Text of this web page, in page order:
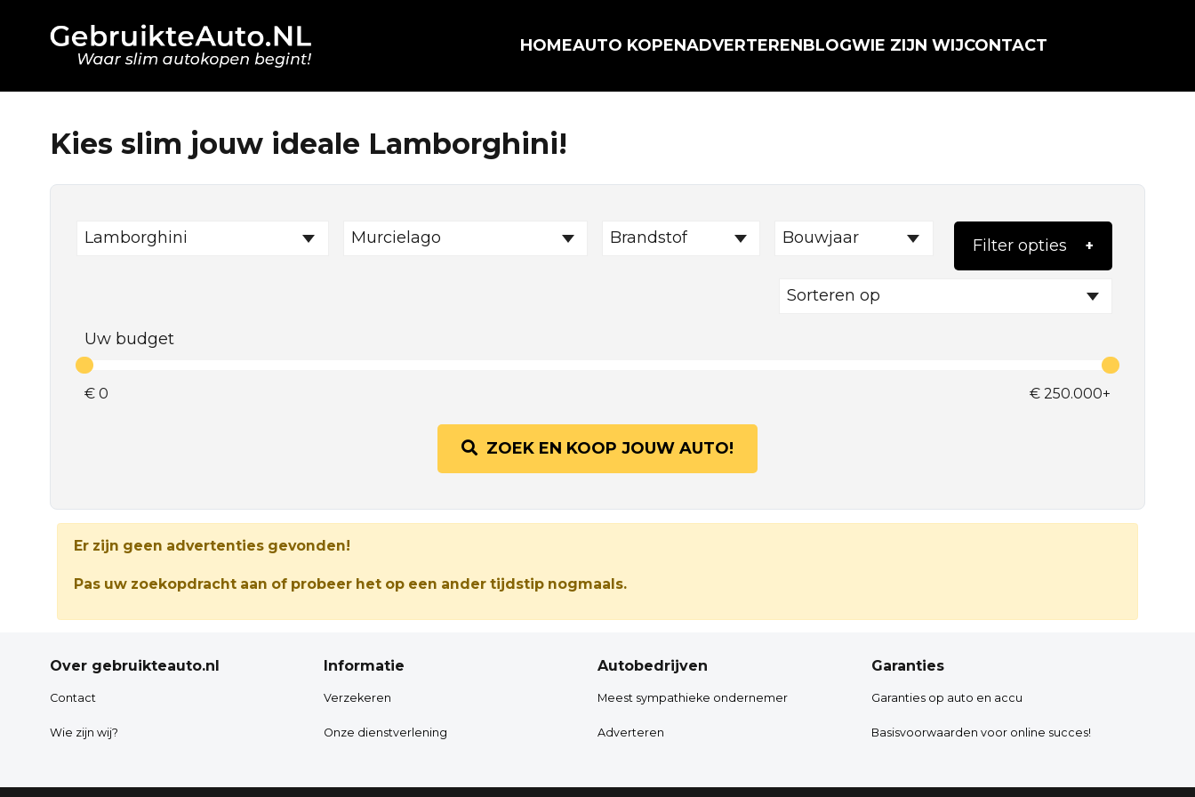
HOMEAUTO KOPENADVERTERENBLOGWIE ZIJN WIJCONTACT
Kies slim jouw ideale Lamborghini!
Lamborghini Murcielago Brandstof Bouwjaar Filter opties
Sorteren op
Uw budget
€ 0 € 250.000+
ZOEK EN KOOP JOUW AUTO!
Er zijn geen advertenties gevonden!
Pas uw zoekopdracht aan of probeer het op een ander tijdstip nogmaals.
Over gebruikteauto.nl
Contact
Wie zijn wij?
Informatie
Verzekeren
Onze dienstverlening
Autobedrijven
Meest sympathieke ondernemer
Adverteren
Garanties
Garanties op auto en accu
Basisvoorwaarden voor online succes!